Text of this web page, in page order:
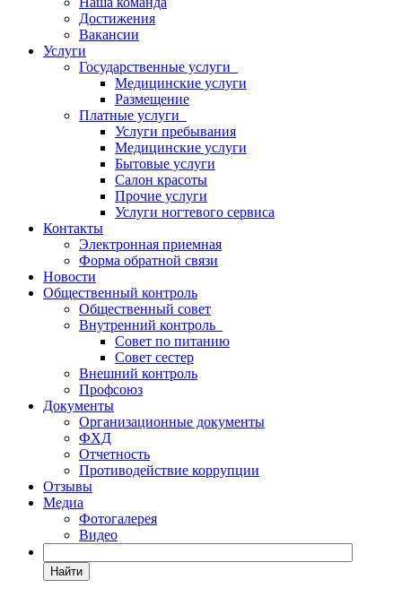
Достижения
Вакансии
Услуги
Государственные услуги
Медицинские услуги
Размещение
Платные услуги
Услуги пребывания
Медицинские услуги
Бытовые услуги
Салон красоты
Прочие услуги
Услуги ногтевого сервиса
Контакты
Электронная приемная
Форма обратной связи
Новости
Общественный контроль
Общественный совет
Внутренний контроль
Совет по питанию
Совет сестер
Внешний контроль
Профсоюз
Документы
Организационные документы
ФХД
Отчетность
Противодействие коррупции
Отзывы
Медиа
Фотогалерея
Видео
Найти